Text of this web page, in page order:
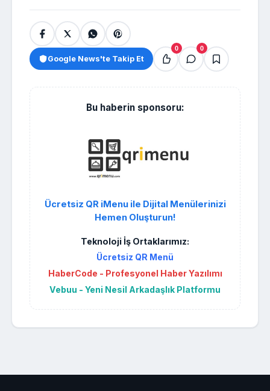
Google News'te Takip Et
0 0
Bu haberin sponsoru:
Ücretsiz QR iMenu ile Dijital Menülerinizi
Hemen Oluşturun!
Teknoloji İş Ortaklarımız:
Ücretsiz QR Menü
HaberCode - Profesyonel Haber Yazılımı
Vebuu - Yeni Nesil Arkadaşlık Platformu